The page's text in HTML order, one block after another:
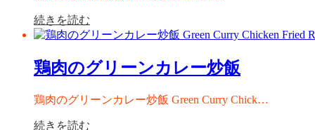
続きを読む
鶏肉のグリーンカレー炒飯
鶏肉のグリーンカレー炒飯 Green Curry Chick…
続きを読む